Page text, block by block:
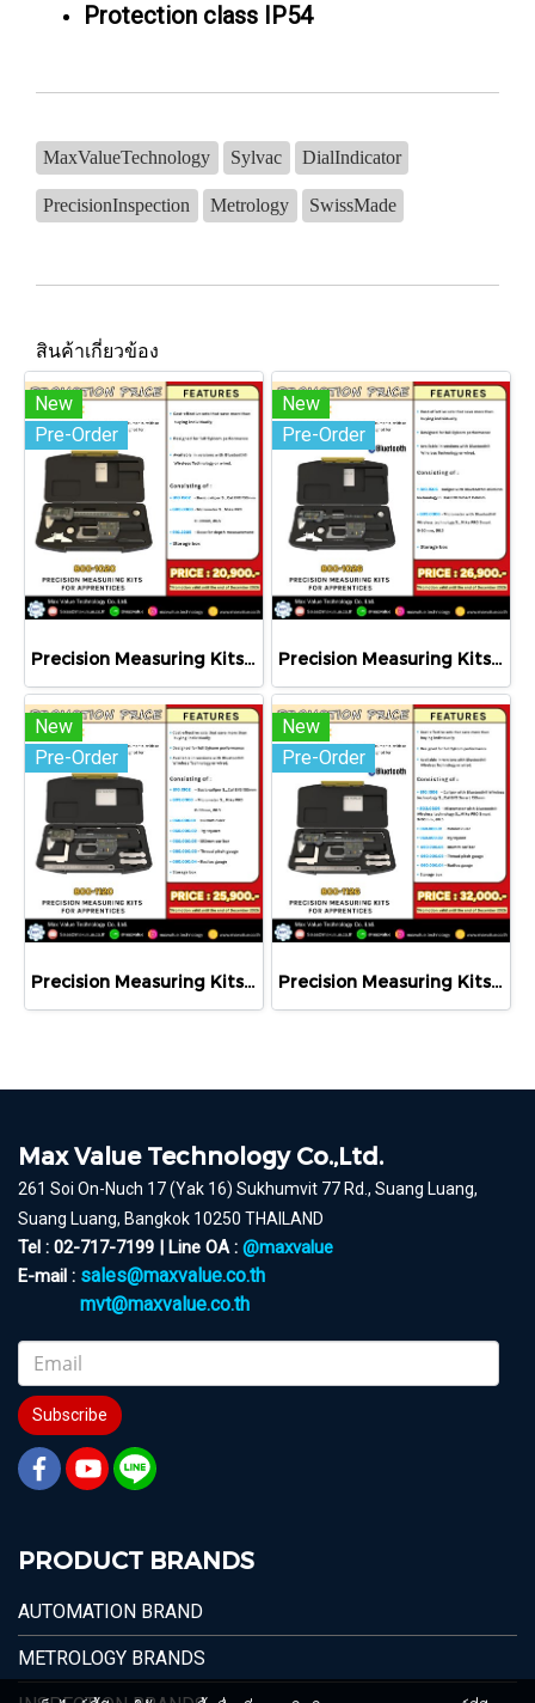
Protection class IP54
MaxValueTechnology Sylvac DialIndicator
PrecisionInspection Metrology SwissMade
สินค้าเกี่ยวข้อง
New
Pre-Order
Precision Measuring Kits MODEL 800-1020
New
Pre-Order
Precision Measuring Kits MODEL 800-1026
New
Pre-Order
Precision Measuring Kits MODEL 800-1120
New
Pre-Order
Precision Measuring Kits MODEL 800-1126
Max Value Technology Co.,Ltd.
261 Soi On-Nuch 17 (Yak 16) Sukhumvit 77 Rd., Suang Luang,
Suang Luang, Bangkok 10250 THAILAND
Tel : 02-717-7199 | Line OA : @maxvalue
E-mail : sales@maxvalue.co.th
mvt@maxvalue.co.th
Subscribe
PRODUCT BRANDS
AUTOMATION BRAND
METROLOGY BRANDS